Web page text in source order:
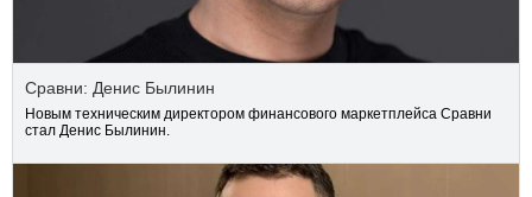
Сравни: Денис Былинин
Новым техническим директором финансового маркетплейса Сравни
стал Денис Былинин.